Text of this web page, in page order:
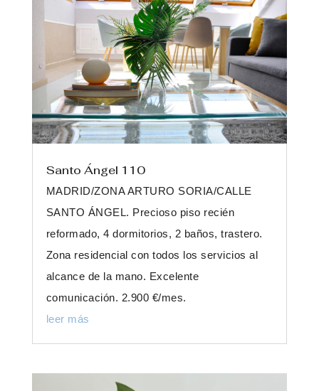
Santo Ángel 110
MADRID/ZONA ARTURO SORIA/CALLE
SANTO ÁNGEL. Precioso piso recién
reformado, 4 dormitorios, 2 baños, trastero.
Zona residencial con todos los servicios al
alcance de la mano. Excelente
comunicación. 2.900 €/mes.
leer más